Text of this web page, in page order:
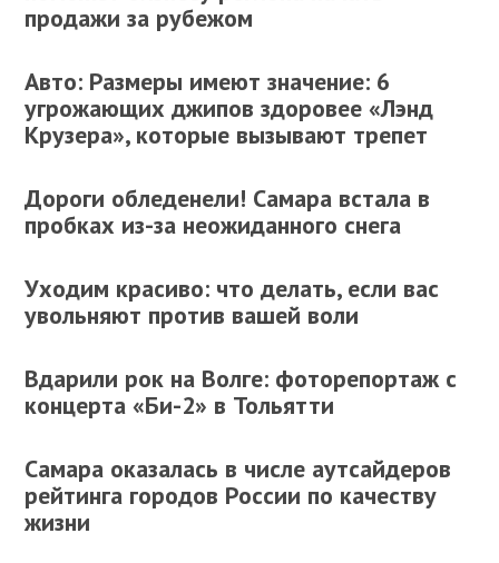
продажи за рубежом
Авто: Размеры имеют значение: 6
угрожающих джипов здоровее «Лэнд
Крузера», которые вызывают трепет
Дороги обледенели! Самара встала в
пробках из-за неожиданного снега
Уходим красиво: что делать, если вас
увольняют против вашей воли
Вдарили рок на Волге: фоторепортаж с
концерта «Би-2» в Тольятти
Самара оказалась в числе аутсайдеров
рейтинга городов России по качеству
жизни